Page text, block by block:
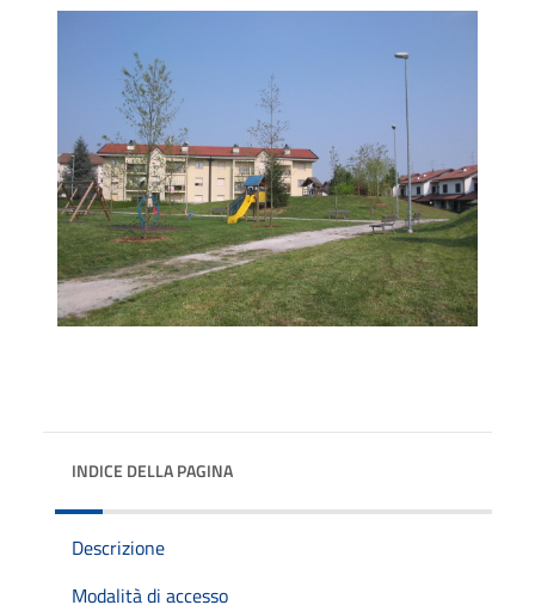
INDICE DELLA PAGINA
Descrizione
Modalità di accesso